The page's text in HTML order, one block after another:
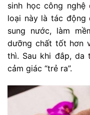
sinh học công
loại này là tác động
sung nước, làm
dưỡng chất tốt hơn
thì. Sau khi đắp, da
cảm giác “trẻ ra”.